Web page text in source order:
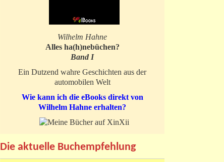
Wilhelm Hahne
Alles ha(h)nebüchen?
Band I
Ein Dutzend wahre Geschichten aus der
automobilen Welt
Wie kann ich die eBooks direkt von
Wilhelm Hahne erhalten?
Die aktuelle Buchempfehlung